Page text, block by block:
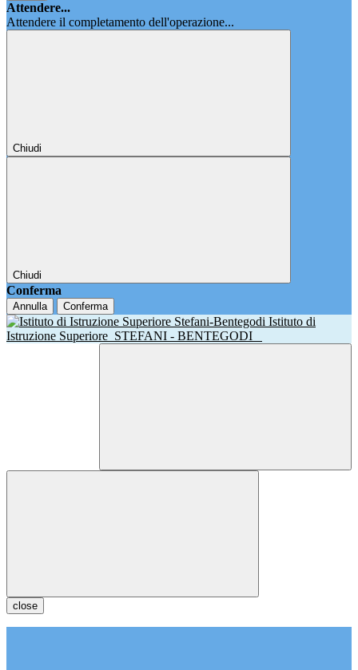
Attendere...
Attendere il completamento dell'operazione...
Chiudi
Chiudi
Conferma
Annulla Conferma
Istituto di
Istruzione Superiore STEFANI - BENTEGODI
close